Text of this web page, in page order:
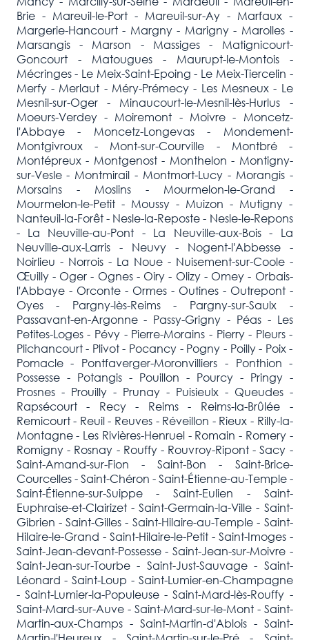
Brie - Mareuil-le-Port - Mareuil-sur-Ay - Marfaux -
Margerie-Hancourt - Margny - Marigny - Marolles -
Marsangis - Marson - Massiges - Matignicourt-
Goncourt - Matougues - Maurupt-le-Montois -
Mécringes - Le Meix-Saint-Epoing - Le Meix-Tiercelin -
Merfy - Merlaut - Méry-Prémecy - Les Mesneux - Le
Mesnil-sur-Oger - Minaucourt-le-Mesnil-lès-Hurlus -
Moeurs-Verdey - Moiremont - Moivre - Moncetz-
l'Abbaye - Moncetz-Longevas - Mondement-
Montgivroux - Mont-sur-Courville - Montbré -
Montépreux - Montgenost - Monthelon - Montigny-
sur-Vesle - Montmirail - Montmort-Lucy - Morangis -
Morsains - Moslins - Mourmelon-le-Grand -
Mourmelon-le-Petit - Moussy - Muizon - Mutigny -
Nanteuil-la-Forêt - Nesle-la-Reposte - Nesle-le-Repons
- La Neuville-au-Pont - La Neuville-aux-Bois - La
Neuville-aux-Larris - Neuvy - Nogent-l'Abbesse -
Noirlieu - Norrois - La Noue - Nuisement-sur-Coole -
Œuilly - Oger - Ognes - Oiry - Olizy - Omey - Orbais-
l'Abbaye - Orconte - Ormes - Outines - Outrepont -
Oyes - Pargny-lès-Reims - Pargny-sur-Saulx -
Passavant-en-Argonne - Passy-Grigny - Péas - Les
Petites-Loges - Pévy - Pierre-Morains - Pierry - Pleurs -
Plichancourt - Plivot - Pocancy - Pogny - Poilly - Poix -
Pomacle - Pontfaverger-Moronvilliers - Ponthion -
Possesse - Potangis - Pouillon - Pourcy - Pringy -
Prosnes - Prouilly - Prunay - Puisieulx - Queudes -
Rapsécourt - Recy - Reims - Reims-la-Brûlée -
Remicourt - Reuil - Reuves - Réveillon - Rieux - Rilly-la-
Montagne - Les Rivières-Henruel - Romain - Romery -
Romigny - Rosnay - Rouffy - Rouvroy-Ripont - Sacy -
Saint-Amand-sur-Fion - Saint-Bon - Saint-Brice-
Courcelles - Saint-Chéron - Saint-Étienne-au-Temple -
Saint-Étienne-sur-Suippe - Saint-Eulien - Saint-
Euphraise-et-Clairizet - Saint-Germain-la-Ville - Saint-
Gibrien - Saint-Gilles - Saint-Hilaire-au-Temple - Saint-
Hilaire-le-Grand - Saint-Hilaire-le-Petit - Saint-Imoges -
Saint-Jean-devant-Possesse - Saint-Jean-sur-Moivre -
Saint-Jean-sur-Tourbe - Saint-Just-Sauvage - Saint-
Léonard - Saint-Loup - Saint-Lumier-en-Champagne
- Saint-Lumier-la-Populeuse - Saint-Mard-lès-Rouffy -
Saint-Mard-sur-Auve - Saint-Mard-sur-le-Mont - Saint-
Martin-aux-Champs - Saint-Martin-d'Ablois - Saint-